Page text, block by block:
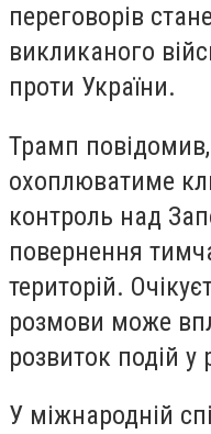
переговорів
викликаного
проти України.
Трамп
охоплюватиме
контроль над
повернення
територій.
розмови може
розвиток подій у
У міжнародній